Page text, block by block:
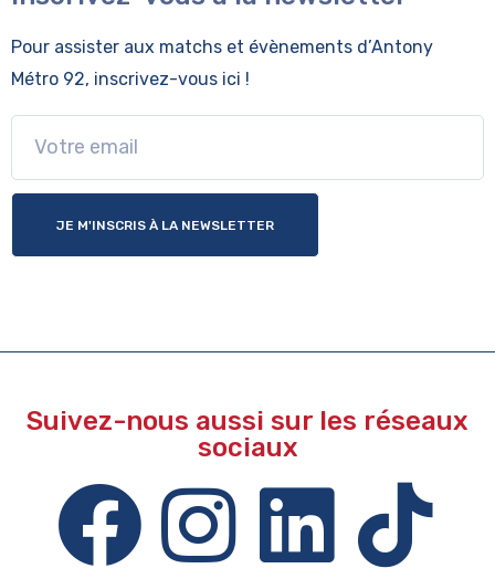
Pour assister aux matchs et évènements d’Antony
Métro 92, inscrivez-vous ici !
JE M'INSCRIS À LA NEWSLETTER
Suivez-nous aussi sur les réseaux
sociaux